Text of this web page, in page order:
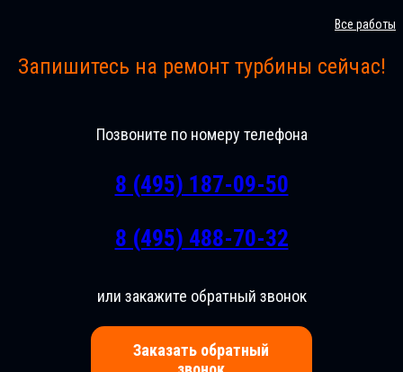
Все работы
Запишитесь на ремонт турбины сейчас!
Позвоните по номеру телефона
8 (495) 187-09-50
8 (495) 488-70-32
или закажите обратный звонок
Заказать обратный